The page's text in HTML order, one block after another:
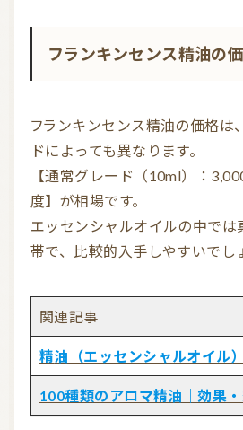
フランキンセンス精油の
フランキンセンス精油の価格は、ブランドやグレー
ドによっても異なります。
【通常グレード（10ml）：
度】が相場です。
エッセンシャルオイルの中では
帯で、比較的入手しやすいでし
関連記事
精油（エッセンシャルオイル）
100種類のアロマ精油｜効果